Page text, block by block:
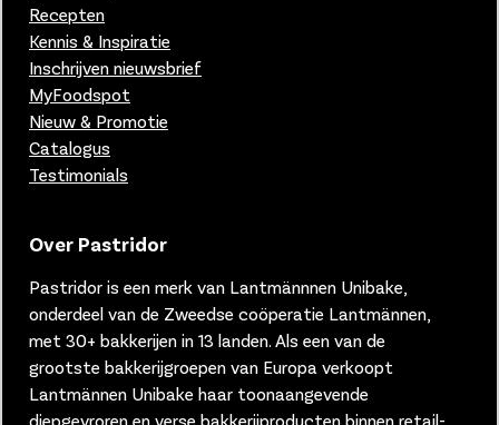
Recepten
Kennis & Inspiratie
Inschrijven nieuwsbrief
MyFoodspot
Nieuw & Promotie
Catalogus
Testimonials
Over Pastridor
Pastridor is een merk van Lantmännnen Unibake,
onderdeel van de Zweedse coöperatie Lantmännen,
met 30+ bakkerijen in 13 landen. Als een van de
grootste bakkerijgroepen van Europa verkoopt
Lantmännen Unibake haar toonaangevende
diepgevroren en verse bakkerijproducten binnen retail-